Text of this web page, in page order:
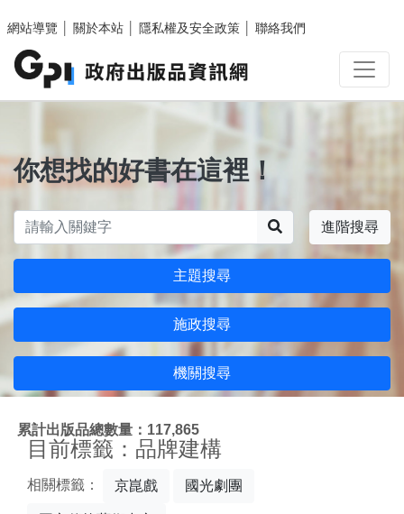
網站導覽
關於本站 隱私權及安全政策 聯絡我們
你想找的好書在這裡！
進階搜尋
主題搜尋
施政搜尋
機關搜尋
累計出版品總數量：117,865
目前標籤：品牌建構
相關標籤： 京崑戲 國光劇團